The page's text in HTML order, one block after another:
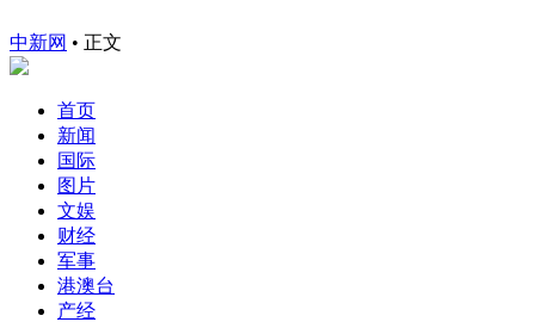
中新网 • 正文
首页
新闻
国际
图片
文娱
财经
军事
港澳台
产经